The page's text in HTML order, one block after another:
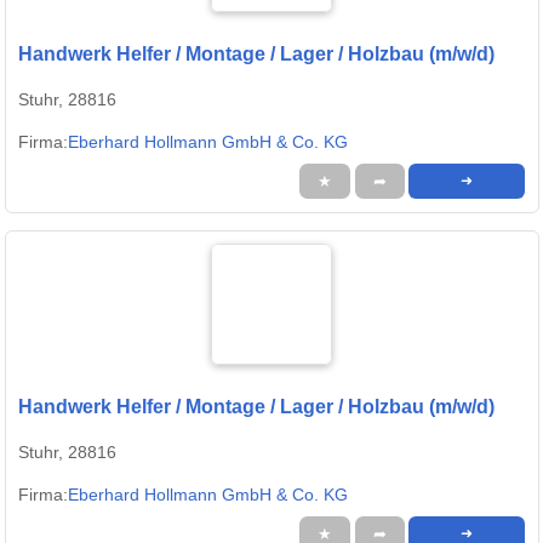
Handwerk Helfer / Montage / Lager / Holzbau (m/w/d)
Stuhr, 28816
Firma:Eberhard Hollmann GmbH & Co. KG
★ ➦ ➜
Handwerk Helfer / Montage / Lager / Holzbau (m/w/d)
Stuhr, 28816
Firma:Eberhard Hollmann GmbH & Co. KG
★ ➦ ➜